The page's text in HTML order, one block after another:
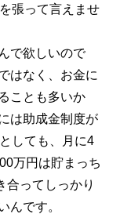
張って言えませ
で欲しいので
はなく、お金に
ことも多いか
は助成金制度が
しても、月に4
万円は貯まっち
合ってしっかり
んです。